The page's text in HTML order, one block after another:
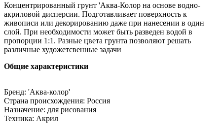
Концентрированный грунт 'Аква-Колор на основе водно-
акриловой дисперсии. Подготавливает поверхность к
живописи или декорированию даже при нанесении в один
слой. При необходимости может быть разведен водой в
пропорции 1:1. Разные цвета грунта позволяют решать
различные художетсвенные задачи
Общие характеристики
Бренд: 'Аква-колор'
Страна происхождения: Россия
Назначение: для рисования
Техника: Акрил